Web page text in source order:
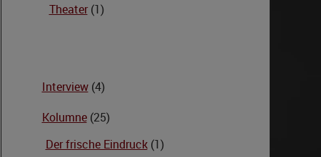
Theater(1)
Interview(4)
Kolumne(25)
Der frische Eindruck(1)